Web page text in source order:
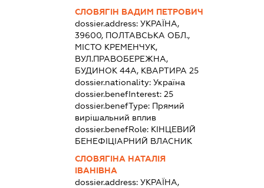
СЛОВЯГІН ВАДИМ ПЕТРОВИЧ
dossier.address:УКРАЇНА,
39600, ПОЛТАВСЬКА ОБЛ.,
МІСТО КРЕМЕНЧУК,
ВУЛ.ПРАВОБЕРЕЖНА,
БУДИНОК 44А, КВАРТИРА 25
dossier.nationality:Україна
dossier.benefInterest:25
dossier.benefType: Прямий
вирішальний вплив
dossier.benefRole: КІНЦЕВИЙ
БЕНЕФІЦІАРНИЙ ВЛАСНИК
СЛОВЯГІНА НАТАЛІЯ
ІВАНІВНА
dossier.address:УКРАЇНА,